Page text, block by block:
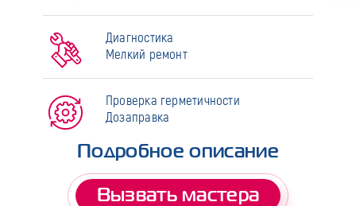
Диагностика
Мелкий ремонт
Проверка герметичности
Дозаправка
Подробное описание
Вызвать мастера